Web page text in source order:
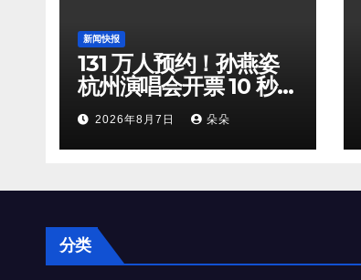
新闻快报
131 万人预约！孙燕姿
杭州演唱会开票 10 秒全
档位火速售罄
2026年8月7日 朵朵
分类